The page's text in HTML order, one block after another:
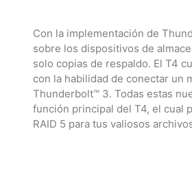
Con la implementación de
sobre los dispositivos de
solo copias de respaldo. El T4
con la habilidad de conectar un
Thunderbolt™ 3. Todas estas
función principal del T4, el cual
RAID 5 para tus valiosos